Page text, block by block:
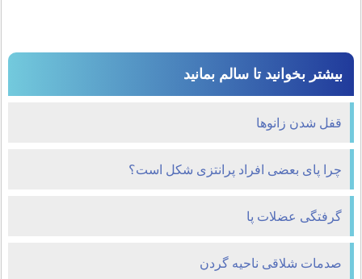
بیشتر بخوانید تا سالم بمانید
قفل شدن زانوها
چرا پای بعضی افراد پرانتزی شکل است؟
گرفتگی عضلات پا
صدمات شلاقی ناحیه گردن